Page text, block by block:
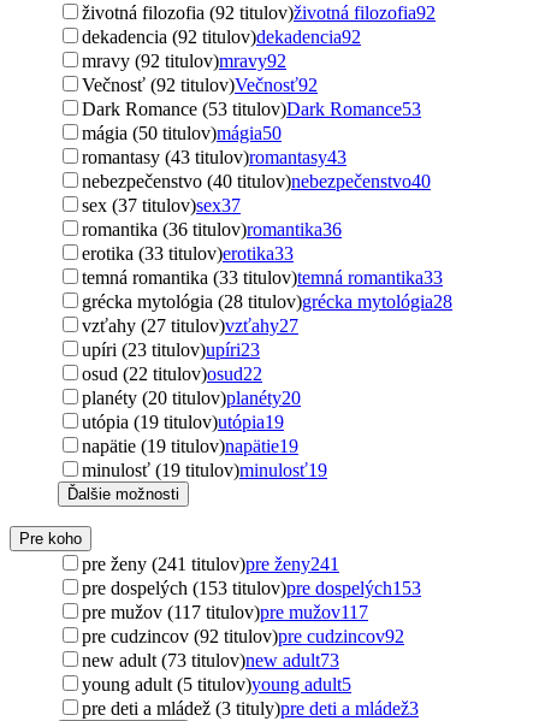
životná filozofia (92 titulov)životná filozofia92
dekadencia (92 titulov)dekadencia92
mravy (92 titulov)mravy92
Večnosť (92 titulov)Večnosť92
Dark Romance (53 titulov)Dark Romance53
mágia (50 titulov)mágia50
romantasy (43 titulov)romantasy43
nebezpečenstvo (40 titulov)nebezpečenstvo40
sex (37 titulov)sex37
romantika (36 titulov)romantika36
erotika (33 titulov)erotika33
temná romantika (33 titulov)temná romantika33
grécka mytológia (28 titulov)grécka mytológia28
vzťahy (27 titulov)vzťahy27
upíri (23 titulov)upíri23
osud (22 titulov)osud22
planéty (20 titulov)planéty20
utópia (19 titulov)utópia19
napätie (19 titulov)napätie19
minulosť (19 titulov)minulosť19
Ďalšie možnosti
Pre koho
pre ženy (241 titulov)pre ženy241
pre dospelých (153 titulov)pre dospelých153
pre mužov (117 titulov)pre mužov117
pre cudzincov (92 titulov)pre cudzincov92
new adult (73 titulov)new adult73
young adult (5 titulov)young adult5
pre deti a mládež (3 tituly)pre deti a mládež3